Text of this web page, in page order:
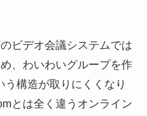
ビデオ会議システムでは
、わいわいグループを作
う構造が取りにくくなり
とは全く違うオンライン